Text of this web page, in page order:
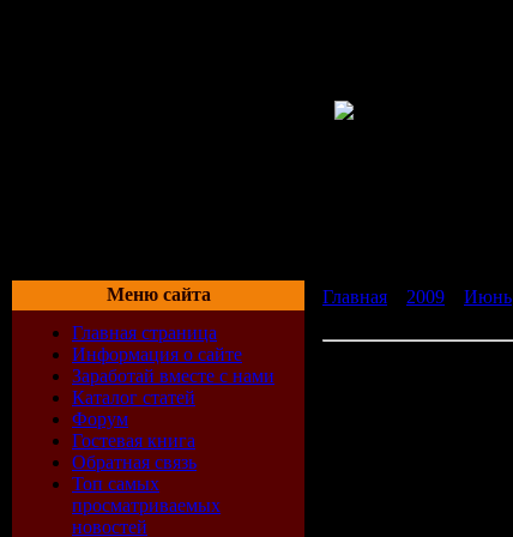
Меню сайта
Главная страница
Информация о сайте
Заработай вместе с нами
Каталог статей
Форум
Гостевая книга
Обратная связь
Топ самых
просматриваемых
новостей
Главная 2009 Июнь